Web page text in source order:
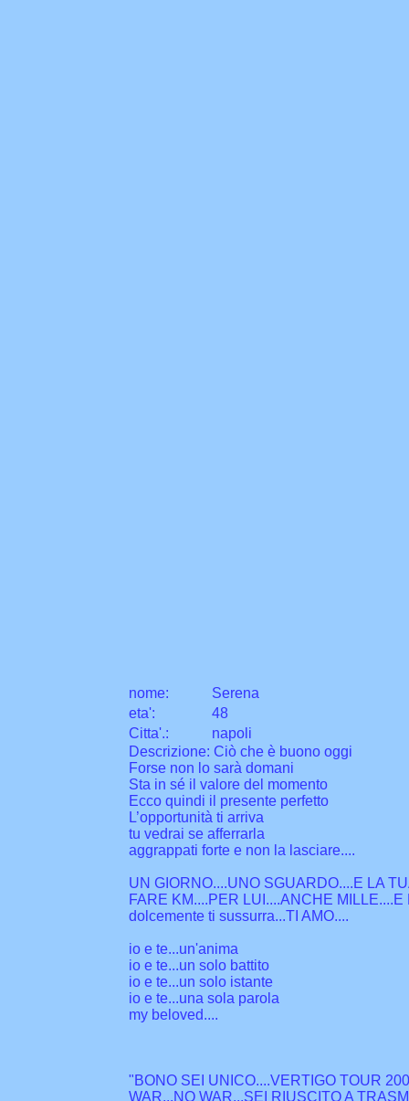
nome:
Serena
eta':
48
Citta'.:
napoli
Descrizione: Ciò che è buono oggi
Forse non lo sarà domani
Sta in sé il valore del momento
Ecco quindi il presente perfetto
L’opportunità ti arriva
tu vedrai se afferrarla
aggrappati forte e non la lasciare....
UN GIORNO....UNO SGUARDO....E LA
FARE KM....PER LUI....ANCHE
dolcemente ti sussurra...TI AMO....
io e te...un'anima
io e te...un solo battito
io e te...un solo istante
io e te...una sola parola
my beloved....
"BONO SEI UNICO....VERTIGO TOUR
WAR...NO WAR...SEI RIUSCITO A